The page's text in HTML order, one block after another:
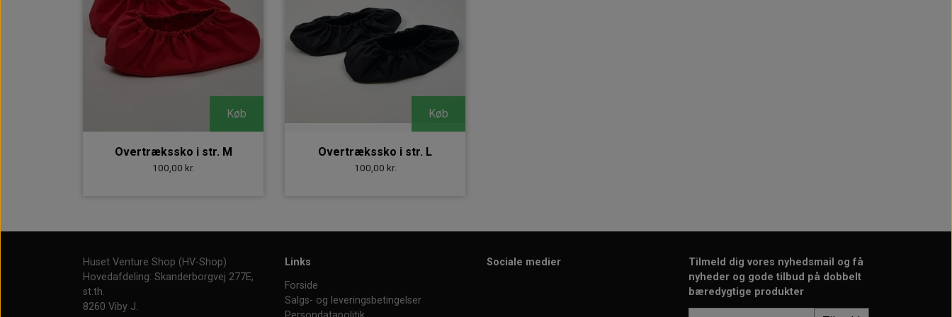
Køb
Overtrækssko i str. M
100,00 kr.
Køb
Overtrækssko i str. L
100,00 kr.
Huset Venture Shop (HV-Shop)
Hovedafdeling: Skanderborgvej 277E,
st.th.
8260 Viby J.
Links
Forside
Salgs- og leveringsbetingelser
Sociale medier
Tilmeld dig vores nyhedsmail og få
nyheder og gode tilbud på dobbelt
bæredygtige produkter